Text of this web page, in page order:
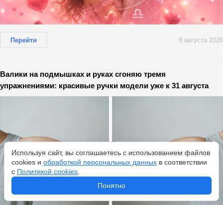
Перейти 8 августа 2026
Валики на подмышках и руках сгоняю тремя
упражнениями: красивые ручки модели уже к 31 августа
Используя сайт, вы соглашаетесь с использованием файлов
cookies и обработкой персональных данных в соответствии
с Политикой cookies
Понятно